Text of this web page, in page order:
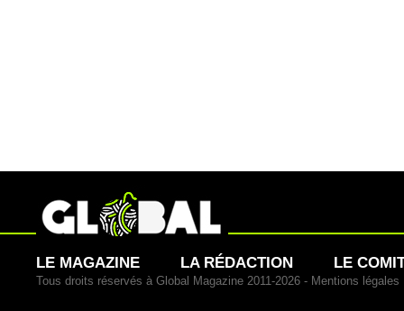
LE MAGAZINE LA RÉDACTION LE
Tous droits réservés à Global Magazine 2011-2026 - Mentions légales